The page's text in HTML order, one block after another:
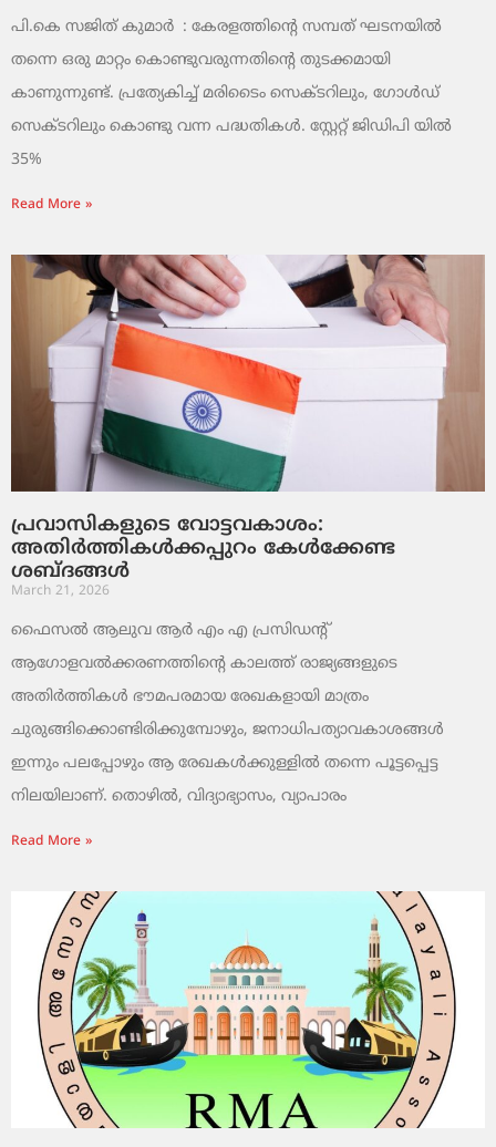
പി.കെ സജിത് കുമാര്‍ : കേരളത്തിന്റെ സമ്പത് ഘടനയിൽ
തന്നെ ഒരു മാറ്റം കൊണ്ടുവരുന്നതിന്റെ തുടക്കമായി
കാണുന്നുണ്ട്. പ്രത്യേകിച്ച് മരിടൈം സെക്ടറിലും, ഗോൾഡ്
സെക്ടറിലും കൊണ്ടു വന്ന പദ്ധതികൾ. സ്റ്റേറ്റ് ജിഡിപി യിൽ
35%
Read More »
പ്രവാസികളുടെ വോട്ടവകാശം:
അതിർത്തികൾക്കപ്പുറം കേൾക്കേണ്ട
ശബ്ദങ്ങൾ
March 21, 2026
ഫൈസൽ ആലുവ ആർ എം എ പ്രസിഡന്റ്
ആഗോളവൽക്കരണത്തിന്റെ കാലത്ത് രാജ്യങ്ങളുടെ
അതിർത്തികൾ ഭൗമപരമായ രേഖകളായി മാത്രം
ചുരുങ്ങിക്കൊണ്ടിരിക്കുമ്പോഴും, ജനാധിപത്യാവകാശങ്ങൾ
ഇന്നും പലപ്പോഴും ആ രേഖകൾക്കുള്ളിൽ തന്നെ പൂട്ടപ്പെട്ട
നിലയിലാണ്. തൊഴിൽ, വിദ്യാഭ്യാസം, വ്യാപാരം
Read More »